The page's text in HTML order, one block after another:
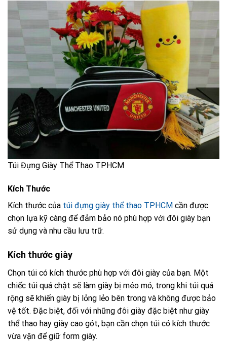
Túi Đựng Giày Thể Thao TPHCM
Kích Thước
Kích thước của túi đựng giày thể thao TPHCM cần được
chọn lựa kỹ càng để đảm bảo nó phù hợp với đôi giày bạn
sử dụng và nhu cầu lưu trữ.
Kích thước giày
Chọn túi có kích thước phù hợp với đôi giày của bạn. Một
chiếc túi quá chật sẽ làm giày bị méo mó, trong khi túi quá
rộng sẽ khiến giày bị lỏng lẻo bên trong và không được bảo
vệ tốt. Đặc biệt, đối với những đôi giày đặc biệt như giày
thể thao hay giày cao gót, bạn cần chọn túi có kích thước
vừa vặn để giữ form giày.